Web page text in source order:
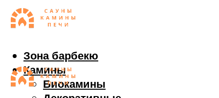
Зона барбекю
Камины
Биокамины